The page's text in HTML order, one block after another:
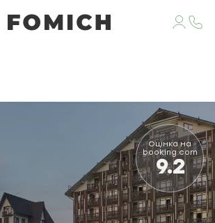
Оцінка на
booking.com
9.2